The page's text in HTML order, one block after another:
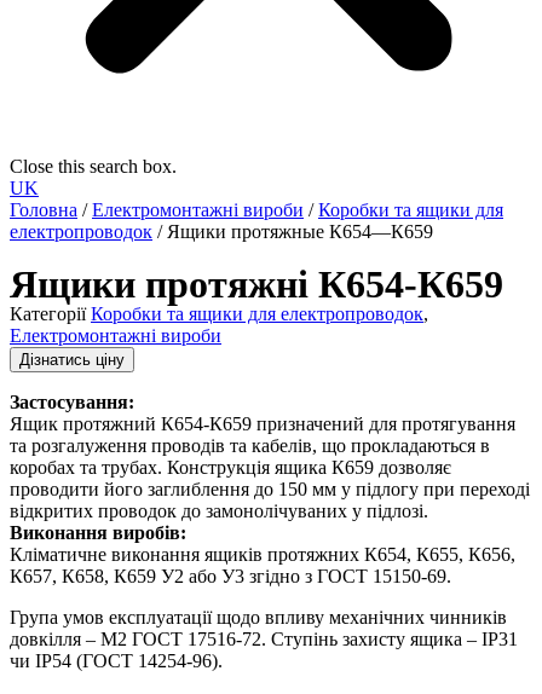
Close this search box.
UK
Головна /Електромонтажні вироби /Коробки та ящики для
електропроводок / Ящики протяжные К654—К659
Ящики протяжні К654-К659
Категорії Коробки та ящики для електропроводок,
Електромонтажні вироби
Дізнатись ціну
Застосування:
Ящик протяжний К654-К659 призначений для протягування
та розгалуження проводів та кабелів, що прокладаються в
коробах та трубах. Конструкція ящика К659 дозволяє
проводити його заглиблення до 150 мм у підлогу при переході
відкритих проводок до замонолічуваних у підлозі.
Виконання виробів:
Кліматичне виконання ящиків протяжних К654, К655, К656,
К657, К658, К659 У2 або У3 згідно з ГОСТ 15150-69.
Група умов експлуатації щодо впливу механічних чинників
довкілля – М2 ГОСТ 17516-72. Ступінь захисту ящика – IP31
чи IP54 (ГОСТ 14254-96).